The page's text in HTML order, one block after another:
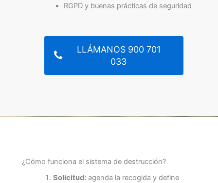
RGPD y buenas prácticas de seguridad
LLÁMANOS 900 701
033
¿Cómo funciona el sistema de destrucción?
Solicitud:agenda la recogida y define